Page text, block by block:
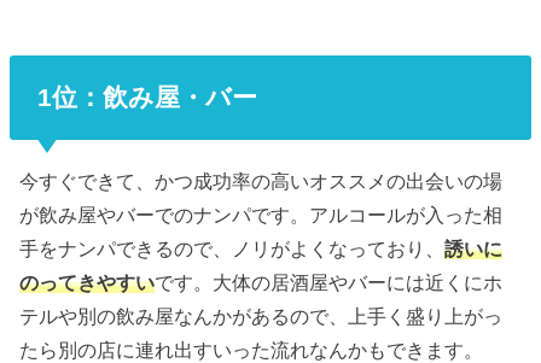
1位：飲み屋・バー
今すぐできて、かつ成功率の高いオススメの出会いの場
が飲み屋やバーでのナンパです。アルコールが入った相
手をナンパできるので、ノリがよくなっており、誘いに
のってきやすいです。大体の居酒屋やバーには近くにホ
テルや別の飲み屋なんかがあるので、上手く盛り上がっ
たら別の店に連れ出すいった流れなんかもできます。